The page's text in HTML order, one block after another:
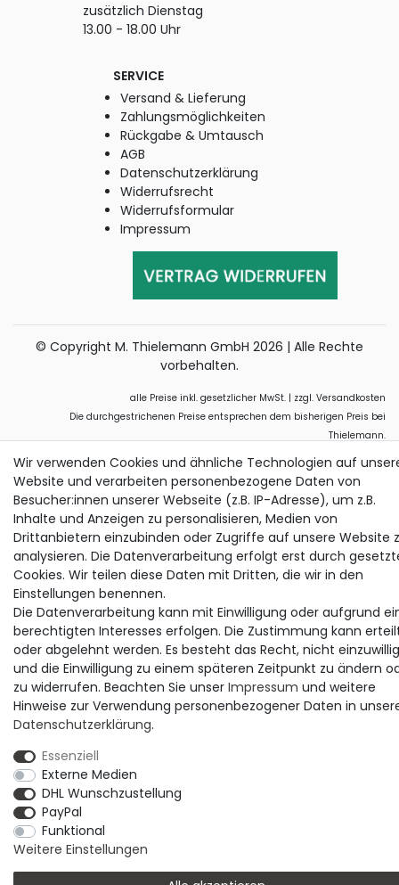
zusätzlich Dienstag
13.00 - 18.00 Uhr
SERVICE
Versand & Lieferung
Zahlungsmöglichkeiten
Rückgabe & Umtausch
AGB
Datenschutzerklärung
Widerrufsrecht
Widerrufsformular
Impressum
© Copyright M. Thielemann GmbH 2026 | Alle Rechte
vorbehalten.
alle Preise inkl. gesetzlicher MwSt. | zzgl. Versandkosten
Die durchgestrichenen Preise entsprechen dem bisherigen Preis bei
Thielemann.
Wir verwenden Cookies und ähnliche Technologien auf
Website und verarbeiten personenbezogene Daten von
Besucher:innen unserer Webseite (z.B. IP-Adresse), um z.B.
Inhalte und Anzeigen zu personalisieren, Medien von
Drittanbietern einzubinden oder Zugriffe auf unsere Website
analysieren. Die Datenverarbeitung erfolgt erst durch
Cookies. Wir teilen diese Daten mit Dritten, die wir in den
Einstellungen benennen.
Die Datenverarbeitung kann mit Einwilligung oder aufgrund
berechtigten Interesses erfolgen. Die Zustimmung kann
oder abgelehnt werden. Es besteht das Recht, nicht
und die Einwilligung zu einem späteren Zeitpunkt zu ändern
zu widerrufen. Beachten Sie unser Impressum und weitere
Hinweise zur Verwendung personenbezogener Daten in
Daten­schutz­erklärung.
Essenziell
Externe Medien
DHL Wunschzustellung
PayPal
Funktional
Weitere Einstellungen